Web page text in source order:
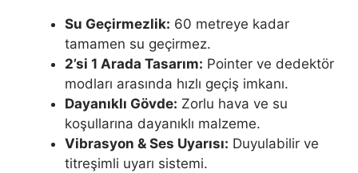
Su Geçirmezlik: 60 metreye kadar
tamamen su geçirmez.
2’si 1 Arada Tasarım: Pointer ve dedektör
modları arasında hızlı geçiş imkanı.
Dayanıklı Gövde: Zorlu hava ve su
koşullarına dayanıklı malzeme.
Vibrasyon & Ses Uyarısı: Duyulabilir ve
titreşimli uyarı sistemi.